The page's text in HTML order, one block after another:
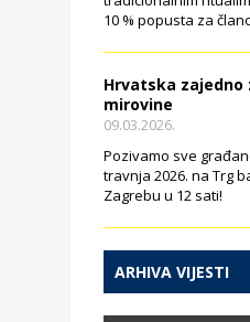
10 % popusta za
Hrvatska zajedno
mirovine
09.03.2026.
Pozivamo sve
travnja 2026. na Trg
Zagrebu u 12 sati!
ARHIVA VIJESTI